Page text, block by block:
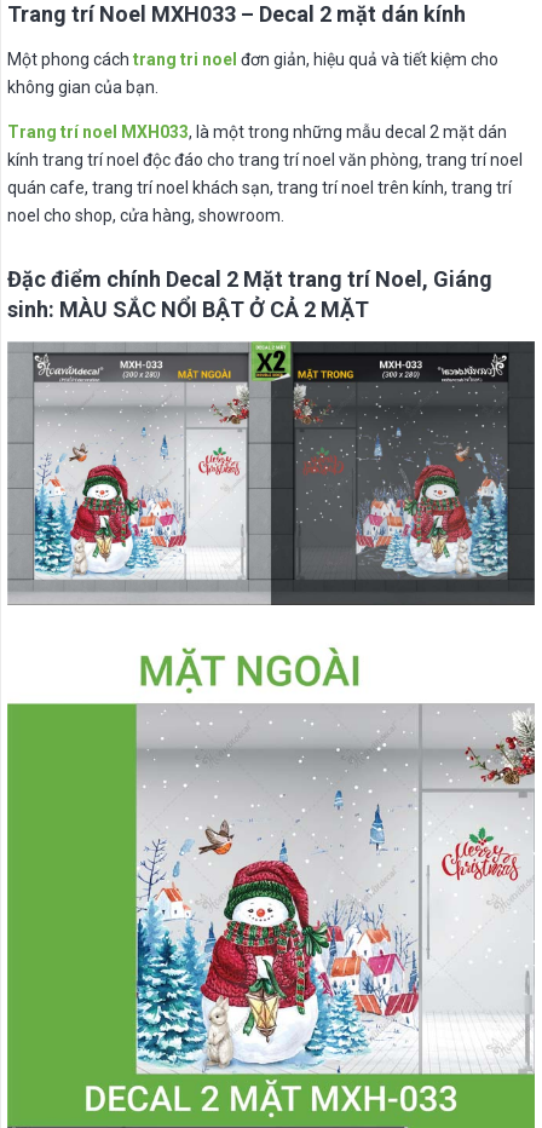
Trang trí Noel MXH033 – Decal 2 mặt dán kính
Một phong cách trang tri noel đơn giản, hiệu quả và tiết kiệm cho
không gian của bạn.
Trang trí noel MXH033, là một trong những mẫu decal 2 mặt dán
kính trang trí noel độc đáo cho trang trí noel văn phòng, trang trí noel
quán cafe, trang trí noel khách sạn, trang trí noel trên kính, trang trí
noel cho shop, cửa hàng, showroom.
Đặc điểm chính Decal 2 Mặt trang trí Noel, Giáng
sinh: MÀU SẮC NỔI BẬT Ở CẢ 2 MẶT